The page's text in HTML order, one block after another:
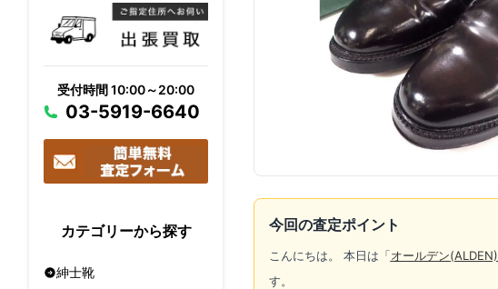
受付時間 10:00～20:00
03-5919-6640
カテゴリーから探す
紳士靴
今回の査定ポイント
こんにちは。 本日は「オールデン(ALDEN)
す。